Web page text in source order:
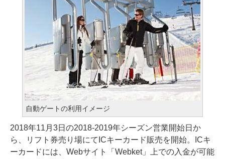
自動ゲートの利用イメージ
2018年11月3日の2018-2019年シーズン営業開始日か
ら、リフト券売り場にてICキーカード販売を開始。ICキ
ーカードには、Webサイト「Webket」上での入金が可能